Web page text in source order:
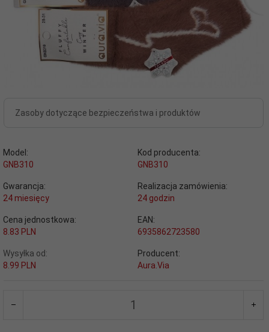
Zasoby dotyczące bezpieczeństwa i produktów
Model:
GNB310
Kod producenta:
GNB310
Gwarancja:
24 miesięcy
Realizacja zamówienia:
24 godzin
Cena jednostkowa:
8.83 PLN
EAN:
6935862723580
Wysyłka od:
8.99 PLN
Producent:
Aura.Via